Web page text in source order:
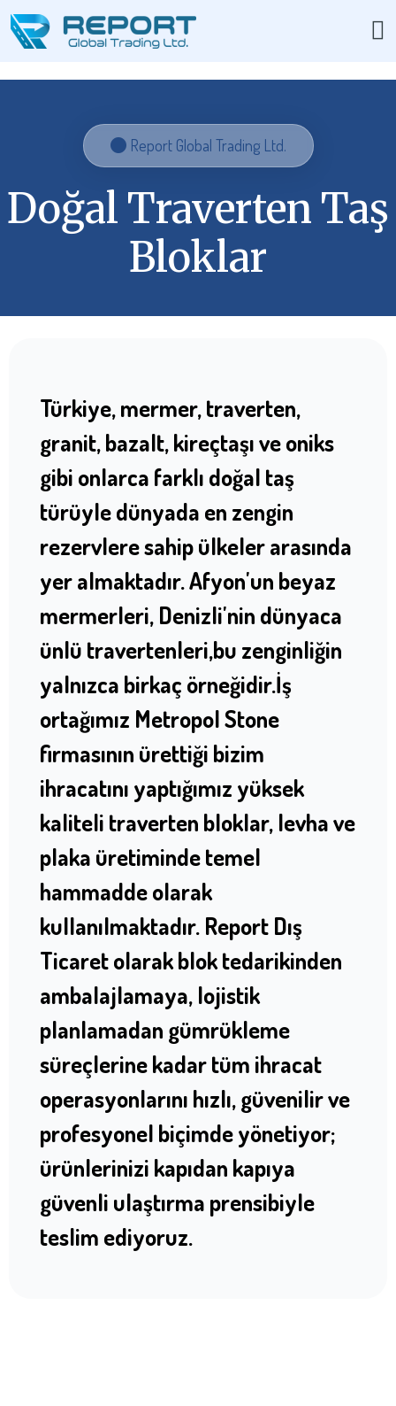
Report Global Trading Ltd.
Doğal Traverten Taş
Bloklar
Türkiye, mermer, traverten,
granit, bazalt, kireçtaşı ve oniks
gibi onlarca farklı doğal taş
türüyle dünyada en zengin
rezervlere sahip ülkeler arasında
yer almaktadır. Afyon'un beyaz
mermerleri, Denizli'nin dünyaca
ünlü travertenleri,bu zenginliğin
yalnızca birkaç örneğidir.İş
ortağımız Metropol Stone
firmasının ürettiği bizim
ihracatını yaptığımız yüksek
kaliteli traverten bloklar, levha ve
plaka üretiminde temel
hammadde olarak
kullanılmaktadır. Report Dış
Ticaret olarak blok tedarikinden
ambalajlamaya, lojistik
planlamadan gümrükleme
süreçlerine kadar tüm ihracat
operasyonlarını hızlı, güvenilir ve
profesyonel biçimde yönetiyor;
ürünlerinizi kapıdan kapıya
güvenli ulaştırma prensibiyle
teslim ediyoruz.